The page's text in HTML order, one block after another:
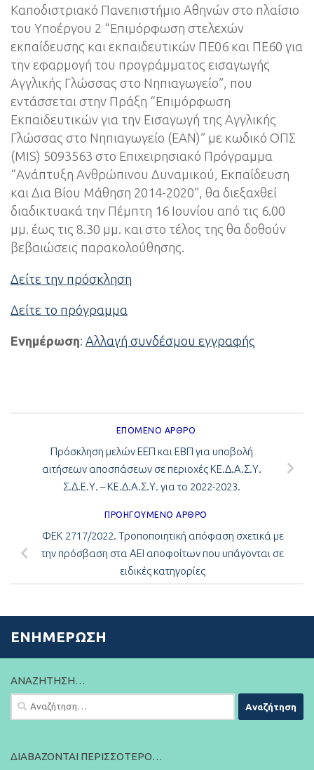
Καποδιστριακό Πανεπιστήμιο Αθηνών στο πλαίσιο
του Υποέργου 2 “Επιμόρφωση στελεχών
εκπαίδευσης και εκπαιδευτικών ΠΕ06 και ΠΕ60 για
την εφαρμογή του προγράμματος εισαγωγής
Αγγλικής Γλώσσας στο Νηπιαγωγείο”, που
εντάσσεται στην Πράξη “Επιμόρφωση
Εκπαιδευτικών για την Εισαγωγή της Αγγλικής
Γλώσσας στο Νηπιαγωγείο (ΕΑΝ)” με κωδικό ΟΠΣ
(MIS) 5093563 στο Επιχειρησιακό Πρόγραμμα
“Ανάπτυξη Ανθρώπινου Δυναμικού, Εκπαίδευση
και Δια Βίου Μάθηση 2014-2020”, θα διεξαχθεί
διαδικτυακά την Πέμπτη 16 Ιουνίου από τις 6.00
μμ. έως τις 8.30 μμ. και στο τέλος της θα δοθούν
βεβαιώσεις παρακολούθησης.
Δείτε την πρόσκληση
Δείτε το πρόγραμμα
Ενημέρωση: Αλλαγή συνδέσμου εγγραφής
ΕΠΌΜΕΝΟ ΆΡΘΡΟ
Πρόσκληση μελών ΕΕΠ και ΕΒΠ για υποβολή
αιτήσεων αποσπάσεων σε περιοχές ΚΕ.Δ.Α.Σ.Υ.
Σ.Δ.Ε.Υ. – ΚΕ.Δ.Α.Σ.Υ. για το 2022-2023.
ΠΡΟΗΓΟΎΜΕΝΟ ΆΡΘΡΟ
ΦΕΚ 2717/2022. Τροποποιητική απόφαση σχετικά με
την πρόσβαση στα ΑΕΙ αποφοίτων που υπάγονται σε
ειδικές κατηγορίες
ΕΝΗΜΈΡΩΣΗ
ΑΝΑΖΉΤΗΣΗ…
Αναζήτηση
για:
ΔΙΑΒΆΖΟΝΤΑΙ ΠΕΡΙΣΣΌΤΕΡΟ…